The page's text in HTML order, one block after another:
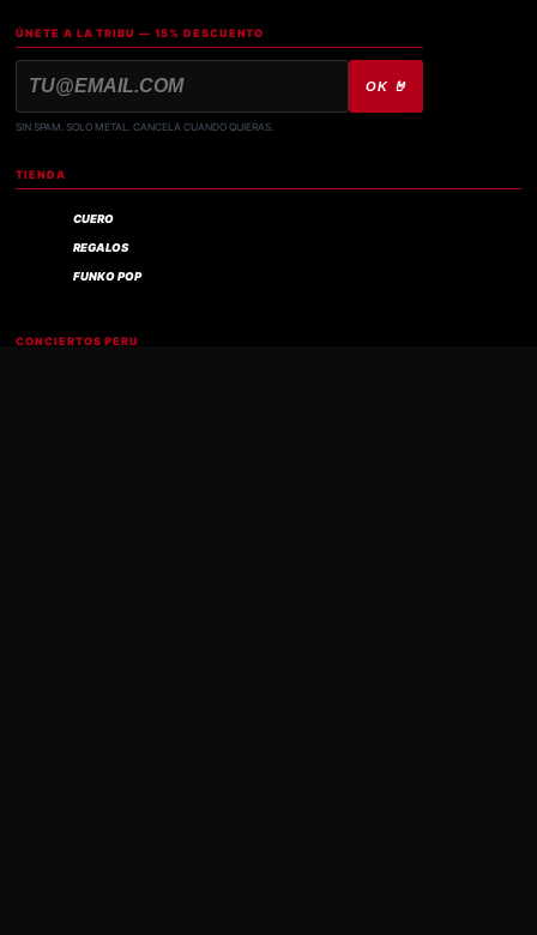
ÚNETE A LA TRIBU — 15% DESCUENTO
OK 🤘
SIN SPAM. SOLO METAL. CANCELA CUANDO QUIERAS.
TIENDA
CUERO
REGALOS
FUNKO POP
CONCIERTOS PERU